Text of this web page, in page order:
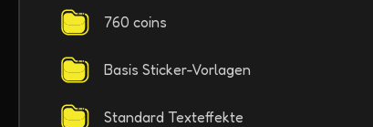
760 coins
Basis Sticker-Vorlagen
Standard Texteffekte